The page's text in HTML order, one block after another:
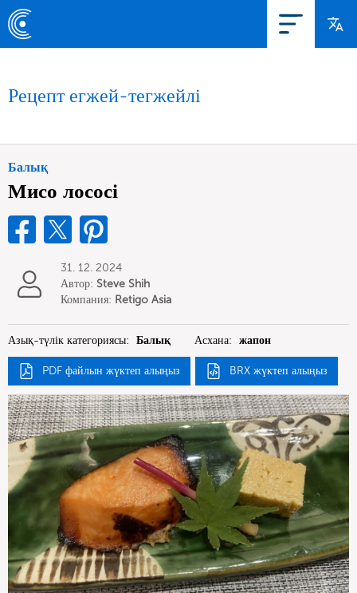
Рецепт егжей-тегжейлі
Балық
Мисо лососі
31. 12. 2024
Автор: Steve Shih
Компания: Retigo Asia
Азық-түлік категориясы: Балық Асхана: жапон
PDF файлын жүктеп алыңыз BRX жүктеп алыңыз